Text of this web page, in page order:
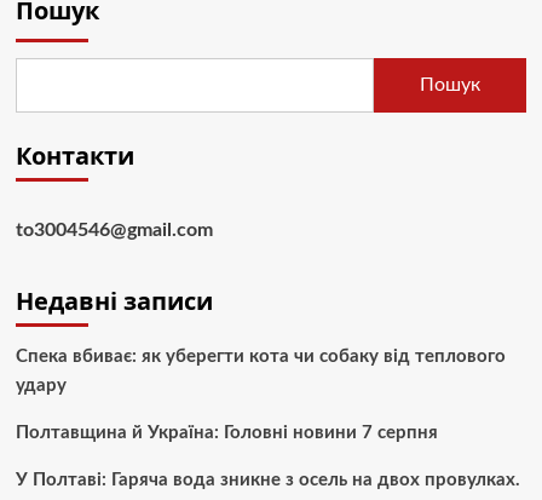
Пошук
Пошук
Контакти
to3004546@gmail.com
Недавні записи
Спека вбиває: як уберегти кота чи собаку від теплового
удару
Полтавщина й Україна: Головні новини 7 серпня
У Полтаві: Гаряча вода зникне з осель на двох провулках.